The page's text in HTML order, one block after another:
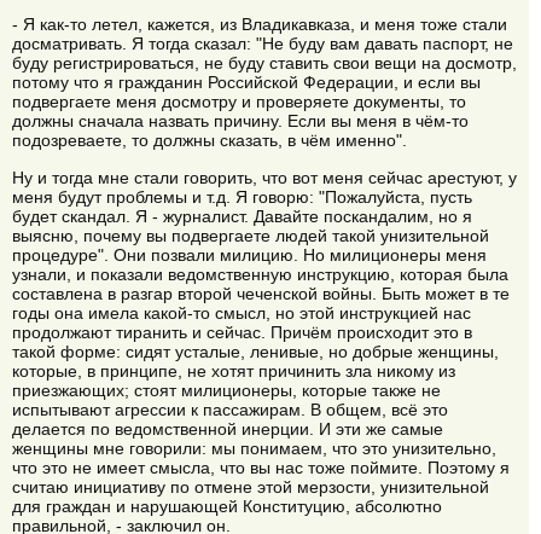
- Я как-то летел, кажется, из Владикавказа, и меня тоже стали
досматривать. Я тогда сказал: "Не буду вам давать паспорт, не
буду регистрироваться, не буду ставить свои вещи на досмотр,
потому что я гражданин Российской Федерации, и если вы
подвергаете меня досмотру и проверяете документы, то
должны сначала назвать причину. Если вы меня в чём-то
подозреваете, то должны сказать, в чём именно".
Ну и тогда мне стали говорить, что вот меня сейчас арестуют, у
меня будут проблемы и т.д. Я говорю: "Пожалуйста, пусть
будет скандал. Я - журналист. Давайте поскандалим, но я
выясню, почему вы подвергаете людей такой унизительной
процедуре". Они позвали милицию. Но милиционеры меня
узнали, и показали ведомственную инструкцию, которая была
составлена в разгар второй чеченской войны. Быть может в те
годы она имела какой-то смысл, но этой инструкцией нас
продолжают тиранить и сейчас. Причём происходит это в
такой форме: сидят усталые, ленивые, но добрые женщины,
которые, в принципе, не хотят причинить зла никому из
приезжающих; стоят милиционеры, которые также не
испытывают агрессии к пассажирам. В общем, всё это
делается по ведомственной инерции. И эти же самые
женщины мне говорили: мы понимаем, что это унизительно,
что это не имеет смысла, что вы нас тоже поймите. Поэтому я
считаю инициативу по отмене этой мерзости, унизительной
для граждан и нарушающей Конституцию, абсолютно
правильной, - заключил он.